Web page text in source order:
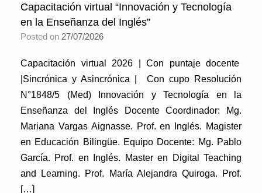
Capacitación virtual “Innovación y Tecnología
en la Enseñanza del Inglés”
Posted on 27/07/2026
Capacitación virtual 2026 | Con puntaje docente
|Sincrónica y Asincrónica | Con cupo Resolución
N°1848/5 (Med) Innovación y Tecnología en la
Enseñanza del Inglés Docente Coordinador: Mg.
Mariana Vargas Aignasse. Prof. en Inglés. Magister
en Educación Bilingüe. Equipo Docente: Mg. Pablo
García. Prof. en Inglés. Master en Digital Teaching
and Learning. Prof. María Alejandra Quiroga. Prof.
[…]